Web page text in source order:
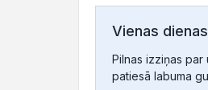
Vienas
Pilnas izziņas
patiesā labuma